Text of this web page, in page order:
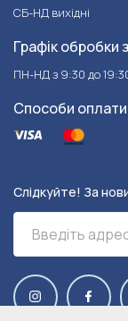
СБ-НД вихідні
Графік обробки
ПН-НД з 9:30 до
Способи оплати
Слідкуйте! За